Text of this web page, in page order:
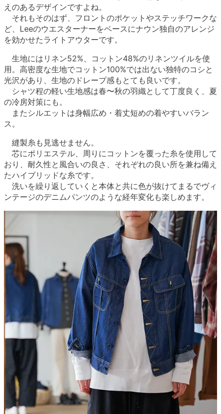
えのあるデザインですよね。
それもそのはず、フロントのポケットやステッチワークな
ど、Leeのウエスターナーをベースにナウン独自のアレンジ
を効かせたライトアウターです。
生地にはリネン52%、コットン48%のリネンツイルを使
用。高密度な生地でコットン100%では出ない独特のコシと
光沢があり、生地のドレープ感もとても良いです。
シャツ程の軽い生地感は春〜秋の羽織として丁度良く、夏
の冷房対策にも。
またシルエットは身幅広め・着丈短めの着やすいバラン
ス。
縫製糸も見逃せません。
芯にポリエステル、周りにコットンを覆った糸を使用して
おり、耐久性と風合いの良さ、それぞれの良い所を兼ね備え
たハイブリッドな糸です。
洗いを繰り返していくと本体と共に色が抜けてまるでヴィ
ンテージのデニムパンツのような経年変化も楽しめます。